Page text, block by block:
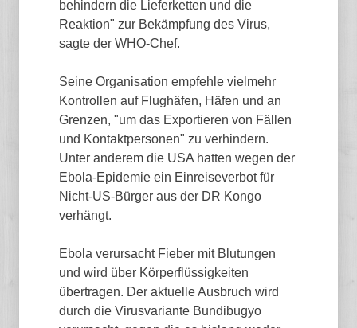
behindern die Lieferketten und die
Reaktion" zur Bekämpfung des Virus,
sagte der WHO-Chef.
Seine Organisation empfehle vielmehr
Kontrollen auf Flughäfen, Häfen und an
Grenzen, "um das Exportieren von Fällen
und Kontaktpersonen" zu verhindern.
Unter anderem die USA hatten wegen der
Ebola-Epidemie ein Einreiseverbot für
Nicht-US-Bürger aus der DR Kongo
verhängt.
Ebola verursacht Fieber mit Blutungen
und wird über Körperflüssigkeiten
übertragen. Der aktuelle Ausbruch wird
durch die Virusvariante Bundibugyo